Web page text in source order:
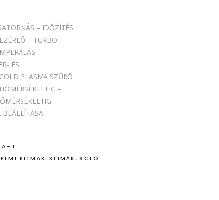
– IDŐZÍTÉS
– TURBO
–
ÉS
PLASMA SZŰRŐ
–
–
BEÁLLÍTÁSA –
A-T
KLÍMÁK,KLÍMÁK,SOLO